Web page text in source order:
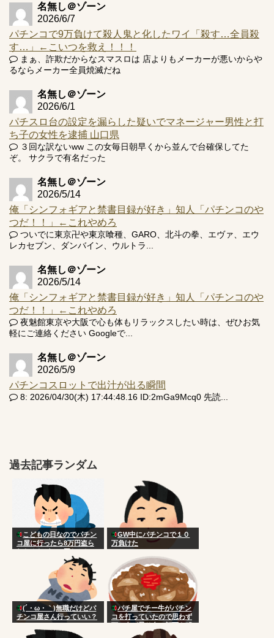
Powered by livedoor 相互RSS
名無し＠ゾーン
2026/6/7
パチンコで9万負けて殺人鬼と化したワイ「殺す…全員殺
す…」←こいつを救え！！！
まぁ、詐欺だからなスマスロは 店よりもメーカーが悪いからや
るならメーカー全員焼滅だね
名無し＠ゾーン
2026/6/1
パチスロ台の設定を漏らした疑いでマネージャー男性と打
ち子の女性を逮捕 山口県
３回な訳ないww この女毎日朝早くから並んで台確保してた
ぞ。 サクラで有名だった
名無し＠ゾーン
2026/5/14
俺「シンフォギアと禁書目録が好き」知人「パチンコのや
つだ！！」←これやめろ
ついでに東京卍や東京喰種、GARO、北斗の拳、エヴァ、エウ
レカセブン、ダンバイン、ウルトラ...
名無し＠ゾーン
2026/5/14
俺「シンフォギアと禁書目録が好き」知人「パチンコのや
つだ！！」←これやめろ
夜魅館東京や大阪で心も体もリラックスしたい時は、ぜひお気
軽にご連絡ください Googleで...
名無し＠ゾーン
2026/5/9
パチンコスロットで出汁が出る瞬間
8: 2026/04/30(木) 17:44:48.16 ID:2mGa9Mcq0 先読...
過去記事ランダム
こどもの日なのでパチン
コ屋に行ったら8万円盗ら
れたんだがこの国おかしい
GW中にパチンコで１０
万負けた
(´・ω・｀)無職だけどパ
チンコ屋さん行っていい？
パチ屋でチー牛がパチン
コを打っていたので思わず
頭に血が昇り台に顔面を叩
きつけた